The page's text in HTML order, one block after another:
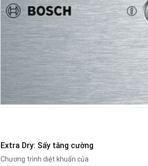
Extra Dry: Sấy tăng cường
Chương trình diệt khuẩn của